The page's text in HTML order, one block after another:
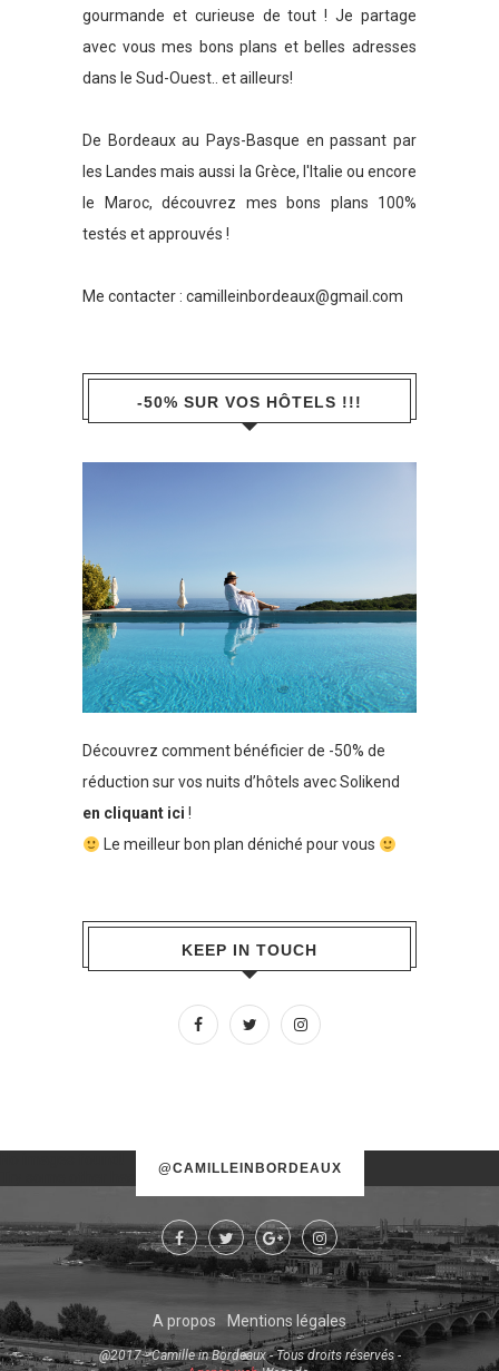
gourmande et curieuse de tout ! Je partage
avec vous mes bons plans et belles adresses
dans le Sud-Ouest.. et ailleurs!
De Bordeaux au Pays-Basque en passant par
les Landes mais aussi la Grèce, l'Italie ou encore
le Maroc, découvrez mes bons plans 100%
testés et approuvés !
Me contacter : camilleinbordeaux@gmail.com
-50% SUR VOS HÔTELS !!!
Découvrez comment bénéficier de -50% de
réduction sur vos nuits d’hôtels avec Solikend
en cliquant ici !
Le meilleur bon plan déniché pour vous
KEEP IN TOUCH
@CAMILLEINBORDEAUX
Try some other hashtag or username
A propos Mentions légales
@2017 - Camille in Bordeaux - Tous droits réservés -